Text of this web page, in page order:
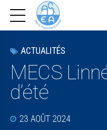
ACTUALITÉS
MECS
d’été
23 AOÛT 2024